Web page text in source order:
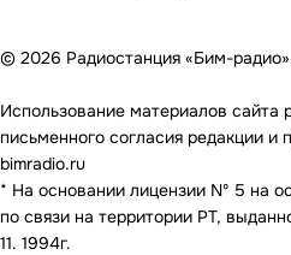
© 2026 Радиостанция «Бим-
Использование материалов сайта
письменного согласия редакции и
bimradio.ru
* На основании лицензии Nº 5 на
по связи на территории РТ,
11. 1994г.